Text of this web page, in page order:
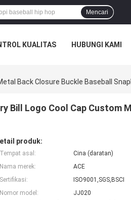
Mencari
KUALITAS HUBUNGI KAMI
Back Closure Buckle Baseball
Bill Logo Cool Cap Custom
produk:
Tempat asal:
Cina (daratan)
Nama merek:
ACE
Sertifikasi:
ISO9001,SGS,BSCI
Nomor model:
JJ020